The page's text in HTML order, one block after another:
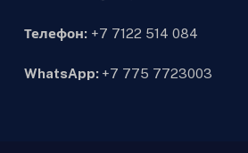
Телефон: +7 7122 514 084
WhatsApp: +7 775 7723003